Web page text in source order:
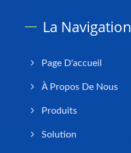
La Navigation
Page D'accueil
À Propos De Nous
Produits
Solution